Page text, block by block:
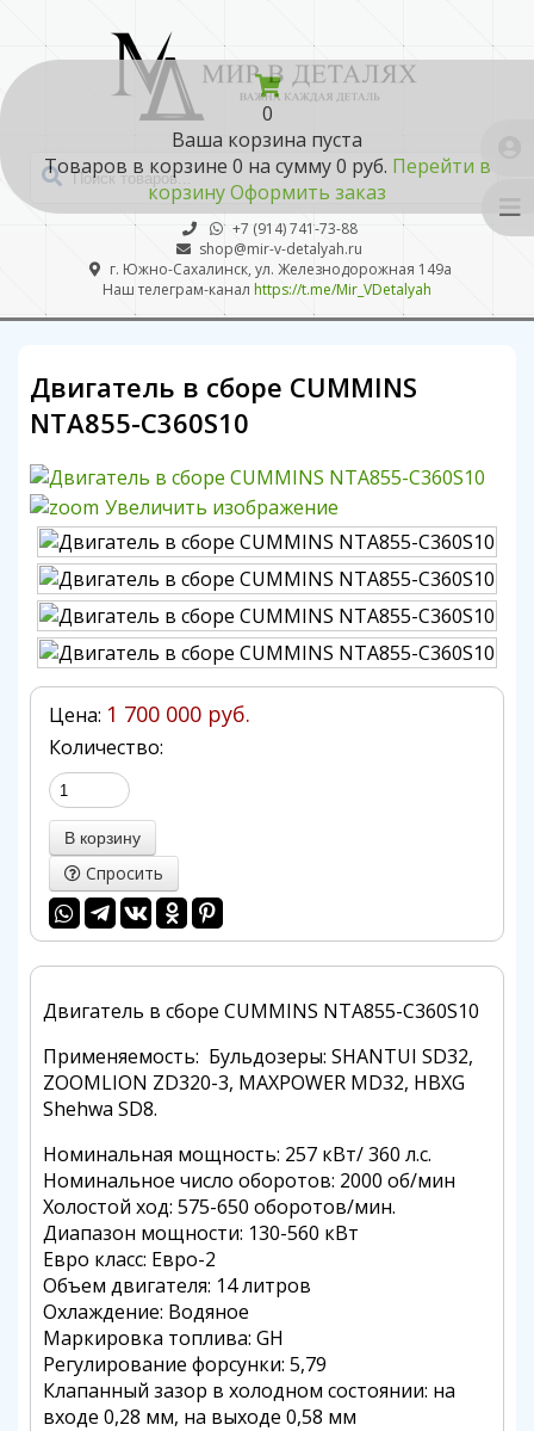
0
Ваша корзина пуста
Товаров в корзине 0 на сумму0 руб. Перейти в
корзинуОформить заказ
+7 (914) 741-73-88
shop@mir-v-detalyah.ru
г. Южно-Сахалинск, ул. Железнодорожная 149а
Наш телеграм-канал https://t.me/Mir_VDetalyah
Двигатель в сборе CUMMINS
NTA855-C360S10
Увеличить изображение
Цена: 1 700 000 руб.
Количество:
Спросить
Двигатель в сборе CUMMINS NTA855-C360S10
Применяемость: Бульдозеры: SHANTUI SD32,
ZOOMLION ZD320-3, MAXPOWER MD32, HBXG
Shehwa SD8.
Номинальная мощность: 257 кВт/ 360 л.с.
Номинальное число оборотов: 2000 об/мин
Холостой ход: 575-650 оборотов/мин.
Диапазон мощности: 130-560 кВт
Евро класс: Евро-2
Объем двигателя: 14 литров
Охлаждение: Водяное
Маркировка топлива: GH
Регулирование форсунки: 5,79
Клапанный зазор в холодном состоянии: на
входе 0,28 мм, на выходе 0,58 мм